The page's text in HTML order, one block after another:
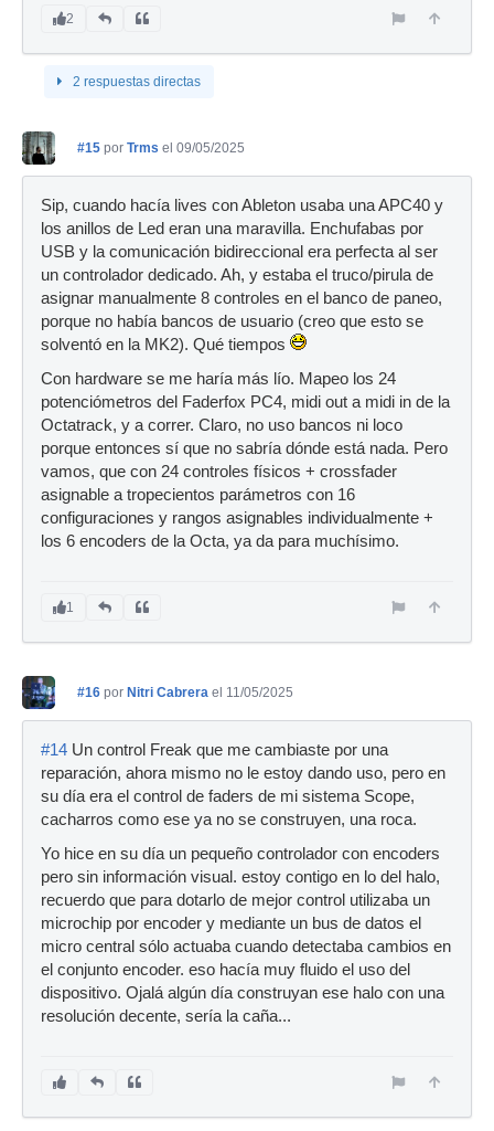
2
2 respuestas directas
#15 por Trms el 09/05/2025
Sip, cuando hacía lives con Ableton usaba una APC40 y
los anillos de Led eran una maravilla. Enchufabas por
USB y la comunicación bidireccional era perfecta al ser
un controlador dedicado. Ah, y estaba el truco/pirula de
asignar manualmente 8 controles en el banco de paneo,
porque no había bancos de usuario (creo que esto se
solventó en la MK2). Qué tiempos
Con hardware se me haría más lío. Mapeo los 24
potenciómetros del Faderfox PC4, midi out a midi in de la
Octatrack, y a correr. Claro, no uso bancos ni loco
porque entonces sí que no sabría dónde está nada. Pero
vamos, que con 24 controles físicos + crossfader
asignable a tropecientos parámetros con 16
configuraciones y rangos asignables individualmente +
los 6 encoders de la Octa, ya da para muchísimo.
1
#16 por Nitri Cabrera el 11/05/2025
#14 Un control Freak que me cambiaste por una
reparación, ahora mismo no le estoy dando uso, pero en
su día era el control de faders de mi sistema Scope,
cacharros como ese ya no se construyen, una roca.
Yo hice en su día un pequeño controlador con encoders
pero sin información visual. estoy contigo en lo del halo,
recuerdo que para dotarlo de mejor control utilizaba un
microchip por encoder y mediante un bus de datos el
micro central sólo actuaba cuando detectaba cambios en
el conjunto encoder. eso hacía muy fluido el uso del
dispositivo. Ojalá algún día construyan ese halo con una
resolución decente, sería la caña...